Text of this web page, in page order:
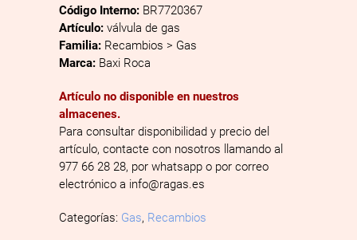
Código Interno: BR7720367
Artículo: válvula de gas
Familia: Recambios > Gas
Marca: Baxi Roca
Artículo no disponible en nuestros
almacenes.
Para consultar disponibilidad y precio del
artículo, contacte con nosotros llamando al
977 66 28 28, por whatsapp o por correo
electrónico a info@ragas.es
Categorías: Gas, Recambios